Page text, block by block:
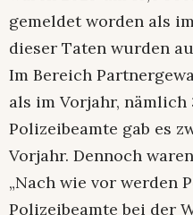
gemeldet worden als
dieser Taten wurden
Im Bereich
als im Vorjahr, nämlich
Polizeibeamte gab es
Vorjahr. Dennoch
„Nach wie vor werden
Polizeibeamte bei der